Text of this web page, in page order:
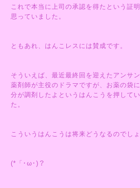
これで本当に上司の承認を得たという証
思っていました。
ともあれ、はんこレスには賛成です。
そういえば、最近最終回を迎えたアンサ
薬剤師が主役のドラマですが、お薬の袋
分が調剤したよというはんこうを押して
た。
こういうはんこうは将来どうなるのでし
(*「･ω･)？